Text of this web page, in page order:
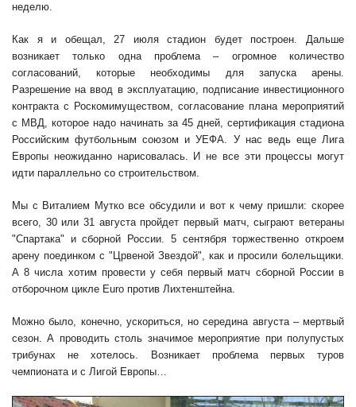
неделю.
Как я и обещал, 27 июля стадион будет построен. Дальше
возникает только одна проблема – огромное количество
согласований, которые необходимы для запуска арены.
Разрешение на ввод в эксплуатацию, подписание инвестиционного
контракта с Роскомимуществом, согласование плана мероприятий
с МВД, которое надо начинать за 45 дней, сертификация стадиона
Российским футбольным союзом и УЕФА. У нас ведь еще Лига
Европы неожиданно нарисовалась. И не все эти процессы могут
идти параллельно со строительством.
Мы с Виталием Мутко все обсудили и вот к чему пришли: скорее
всего, 30 или 31 августа пройдет первый матч, сыграют ветераны
"Спартака" и сборной России. 5 сентября торжественно откроем
арену поединком с "Црвеной Звездой", как и просили болельщики.
А 8 числа хотим провести у себя первый матч сборной России в
отборочном цикле Euro против Лихтенштейна.
Можно было, конечно, ускориться, но середина августа – мертвый
сезон. А проводить столь значимое мероприятие при полупустых
трибунах не хотелось. Возникает проблема первых туров
чемпионата и с Лигой Европы…